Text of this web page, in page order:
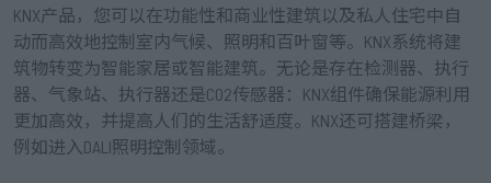
KNX产品，您可以在功能性和商业性建筑以及私人住宅中自
动而高效地控制室内气候、照明和百叶窗等。KNX系统将建
筑物转变为智能家居或智能建筑。无论是存在检测器、执行
器、气象站、执行器还是CO2传感器：KNX组件确保能源利用
更加高效，并提高人们的生活舒适度。KNX还可搭建桥梁，
例如进入DALI照明控制领域。